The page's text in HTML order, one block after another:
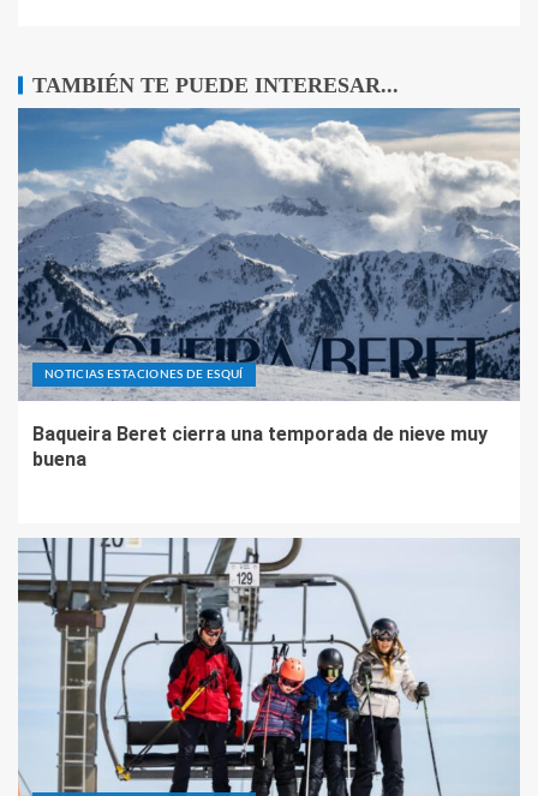
TAMBIÉN TE PUEDE INTERESAR...
NOTICIAS ESTACIONES DE ESQUÍ
Baqueira Beret cierra una temporada de nieve muy
buena